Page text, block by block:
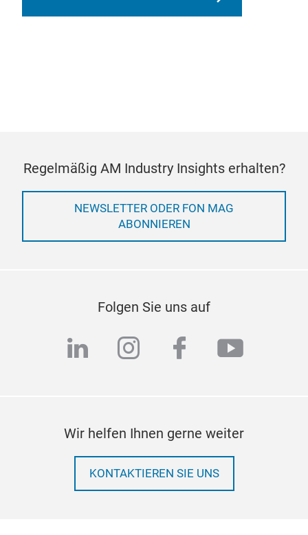
Regelmäßig AM Industry Insights erhalten?
NEWSLETTER ODER FON MAG
ABONNIEREN
Folgen Sie uns auf
linkedininstagram
facebook
Wir helfen Ihnen gerne weiter
KONTAKTIEREN SIE UNS